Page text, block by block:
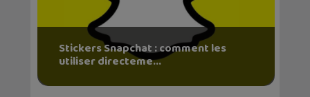
Stickers Snapchat : comment les
utiliser directeme...